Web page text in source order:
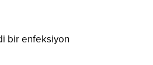
bir enfeksiyon